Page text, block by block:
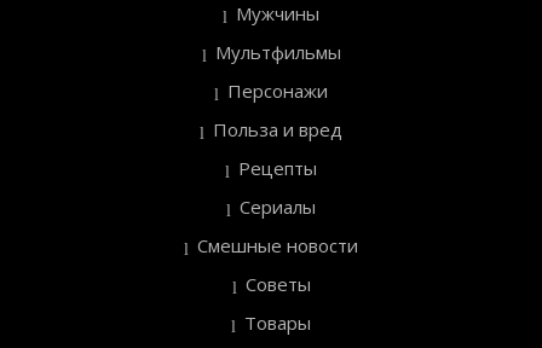
Мужчины
Мультфильмы
Персонажи
Польза и вред
Рецепты
Сериалы
Смешные новости
Советы
Товары